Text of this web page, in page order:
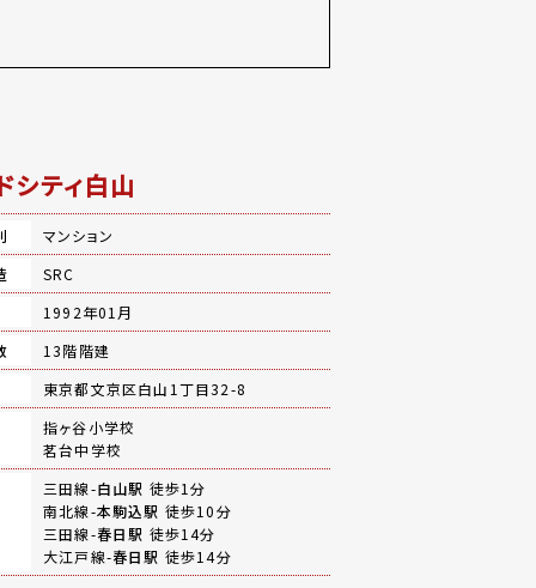
シティ白山
マンション
SRC
1992年01月
13階階建
東京都文京区白山1丁目32-8
指ヶ谷小学校
茗台中学校
三田線-白山駅 徒歩1分
南北線-本駒込駅 徒歩10分
三田線-春日駅 徒歩14分
大江戸線-春日駅 徒歩14分